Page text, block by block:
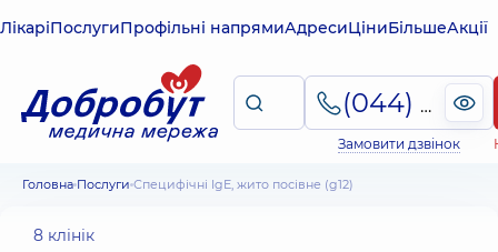
ЛікаріПослугиПрофільні напрямиАдресиЦіниБільшеАкції
(044) 495-2-888
Замовити дзвінок
Головна Послуги Специфічні IgE, жито посівне (g12)
8 клінік